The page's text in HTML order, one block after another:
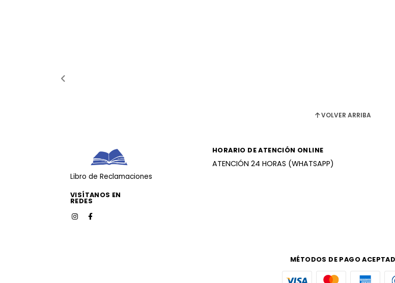
VOLVER ARRIBA
Libro de Reclamaciones
VISÍTANOS EN
REDES
HORARIO DE ATENCIÓN ONLINE
ATENCIÓN 24 HORAS (WHATSAPP)
MÉTODOS DE PAGO